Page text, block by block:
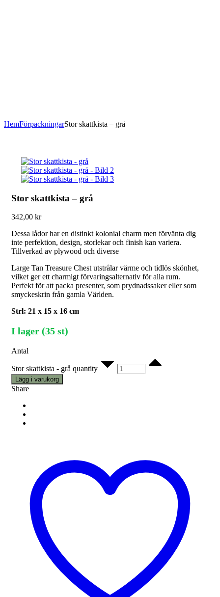
HemFörpackningarStor skattkista – grå
Stor skattkista – grå
342,00 kr
Dessa lådor har en distinkt kolonial charm men förvänta dig
inte perfektion, design, storlekar och finish kan variera.
Tillverkad av plywood och diverse
Large Tan Treasure Chest utstrålar värme och tidlös skönhet,
vilket ger ett charmigt förvaringsalternativ för alla rum.
Perfekt för att packa presenter, som prydnadssaker eller som
smyckeskrin från gamla Världen.
Strl: 21 x 15 x 16 cm
I lager (35 st)
Antal
Stor skattkista - grå quantity
Lägg i varukorg
Share